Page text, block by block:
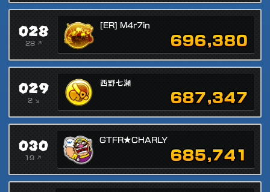
028
28 ↗
[ER] M4r7in
696,380
029
2 ↘
西野七瀬
687,347
030
19 ↗
GTFR★CHARLY
685,741